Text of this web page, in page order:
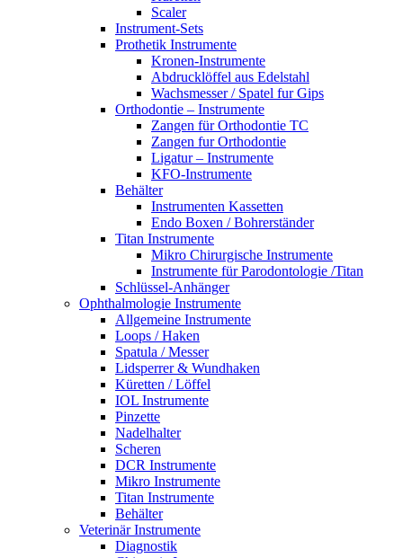
Scaler
Instrument-Sets
Prothetik Instrumente
Kronen-Instrumente
Abdrucklöffel aus Edelstahl
Wachsmesser / Spatel fur Gips
Orthodontie – Instrumente
Zangen für Orthodontie TC
Zangen fur Orthodontie
Ligatur – Instrumente
KFO-Instrumente
Behälter
Instrumenten Kassetten
Endo Boxen / Bohrerständer
Titan Instrumente
Mikro Chirurgische Instrumente
Instrumente für Parodontologie /Titan
Schlüssel-Anhänger
Ophthalmologie Instrumente
Allgemeine Instrumente
Loops / Haken
Spatula / Messer
Lidsperrer & Wundhaken
Küretten / Löffel
IOL Instrumente
Pinzette
Nadelhalter
Scheren
DCR Instrumente
Mikro Instrumente
Titan Instrumente
Behälter
Veterinär Instrumente
Diagnostik